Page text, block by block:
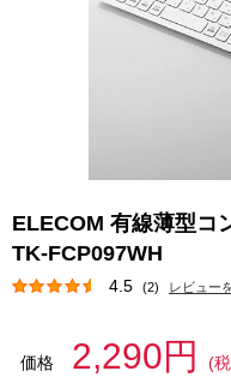
ELECOM 有線薄型コ
TK-FCP097WH
4.5 (2) レビュー
価格 2,290円
(